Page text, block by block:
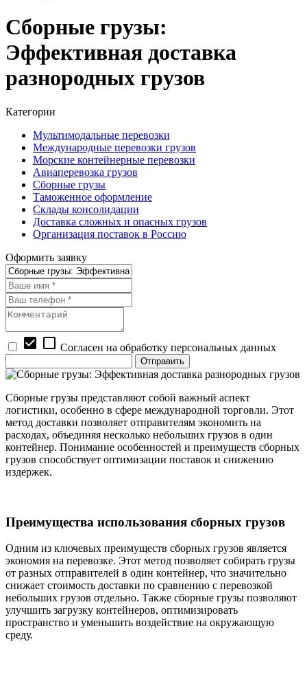
Сборные грузы:
Эффективная доставка
разнородных грузов
Категории
Мультимодальные перевозки
Международные перевозки грузов
Морские контейнерные перевозки
Авиаперевозка грузов
Сборные грузы
Таможенное оформление
Склады консолидации
Доставка сложных и опасных грузов
Организация поставок в Россию
Оформить заявку
check_box check_box_outline_blank Согласен на обработку персональных данных
Сборные грузы представляют собой важный аспект
логистики, особенно в сфере международной торговли. Этот
метод доставки позволяет отправителям экономить на
расходах, объединяя несколько небольших грузов в один
контейнер. Понимание особенностей и преимуществ сборных
грузов способствует оптимизации поставок и снижению
издержек.
Преимущества использования сборных грузов
Одним из ключевых преимуществ сборных грузов является
экономия на перевозке. Этот метод позволяет собирать грузы
от разных отправителей в один контейнер, что значительно
снижает стоимость доставки по сравнению с перевозкой
небольших грузов отдельно. Также сборные грузы позволяют
улучшить загрузку контейнеров, оптимизировать
пространство и уменьшить воздействие на окружающую
среду.